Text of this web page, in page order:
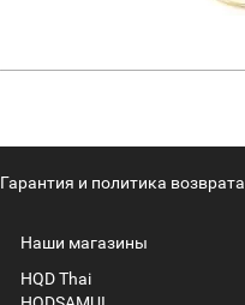
Гарантия и политика возврата
Наши магазины
HQD Thai